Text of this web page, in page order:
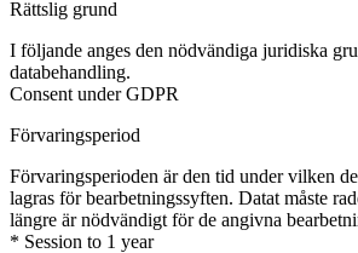
Rättslig grund
I följande anges den nödvändiga juridiska
databehandling.
Consent under GDPR
Förvaringsperiod
Förvaringsperioden är den tid under vilken
lagras för bearbetningssyften. Datat måste
längre är nödvändigt för de angivna
* Session to 1 year